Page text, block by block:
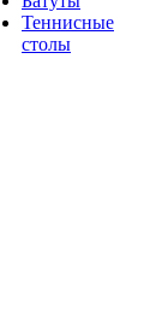
Теннисные
столы